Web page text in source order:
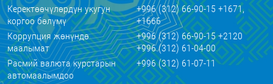
Керектөөчүлөрдүн укугун
коргоо бөлүмү
+996 (312) 66-90-15 +1671,
+1666
Коррупция жөнүндө
маалымат
+996 (312) 66-90-15 +2120
+996 (312) 61-04-00
Расмий валюта курстарын
автомаалымдоо
+996 (312) 61-07-11